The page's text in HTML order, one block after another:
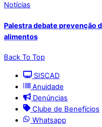
Notícias
Palestra debate prevenção
alimentos
Back To Top
SISCAD
Anuidade
Denúncias
Clube de Benefícios
Whatsapp